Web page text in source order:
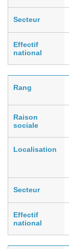
Secteur
Effectif
national
Rang
Raison
sociale
Localisation
Secteur
Effectif
national